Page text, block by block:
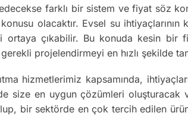
farklı bir sistem ve fiyat söz
olacaktır. Evsel su
ortaya çıkabilir. Bu konuda kesin bir
projelendirmeyi en hızlı şekilde
hizmetlerimiz kapsamında,
size en uygun çözümleri oluşturacak
bir sektörde en çok tercih edilen